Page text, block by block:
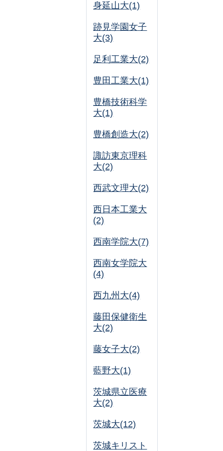
身延山大(1)
跡見学園女子
大(3)
足利工業大(2)
豊田工業大(1)
豊橋技術科学
大(1)
豊橋創造大(2)
諏訪東京理科
大(2)
西武文理大(2)
西日本工業大
(2)
西南学院大(7)
西南女学院大
(4)
西九州大(4)
藤田保健衛生
大(2)
藤女子大(2)
藍野大(1)
茨城県立医療
大(2)
茨城大(12)
茨城キリスト